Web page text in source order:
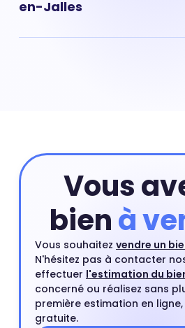
Aujourd'hui, il faut compter en
en-Jalles
Vous
bienà
Vous souhaitez vendre un
N'hésitez pas à contacter
effectuer l'estimation du
concerné ou réalisez sans
première estimation en
gratuite.